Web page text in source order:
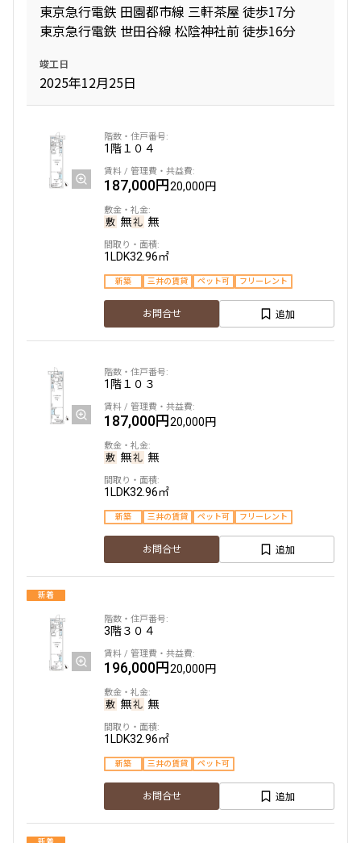
東京急行電鉄 田園都市線 三軒茶屋 徒歩17分
東京急行電鉄 世田谷線 松陰神社前 徒歩16分
竣工日
2025年12月25日
1階１０４
187,000円20,000円
無 無
1LDK32.96㎡
新築 三井の賃貸 ペット可 フリーレント
お問合せ 追加
1階１０３
187,000円20,000円
無 無
1LDK32.96㎡
新築 三井の賃貸 ペット可 フリーレント
お問合せ 追加
新着
3階３０４
196,000円20,000円
無 無
1LDK32.96㎡
新築 三井の賃貸 ペット可
お問合せ 追加